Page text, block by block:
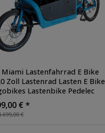
Miami Lastenfahrrad E Bike
Zoll Lastenrad Lasten E Bike
Lastenbike Pedelec
Fahrrad mit
, Farbe: blau
€
€ *